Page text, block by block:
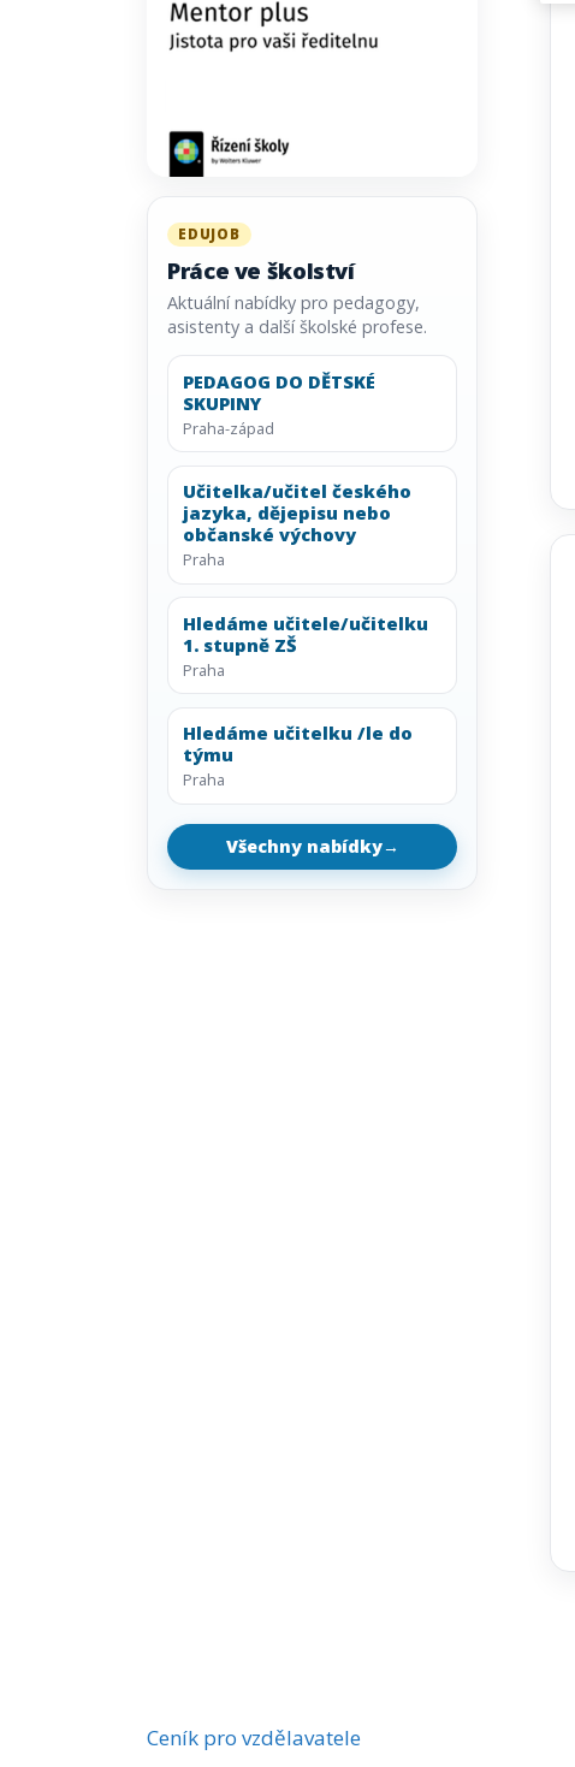
EDUJOB
Práce ve školství
Aktuální nabídky pro pedagogy,
asistenty a další školské profese.
PEDAGOG DO DĚTSKÉ
SKUPINY
Praha-západ
Učitelka/učitel českého
jazyka, dějepisu nebo
občanské výchovy
Praha
Hledáme učitele/učitelku
1. stupně ZŠ
Praha
Hledáme učitelku /le do
týmu
Praha
Všechny nabídky→
Ceník pro vzdělavatele